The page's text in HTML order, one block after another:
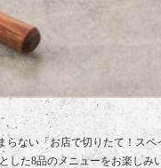
らない「お店で切りたて！スペ
した8品のメニューをお楽しみ